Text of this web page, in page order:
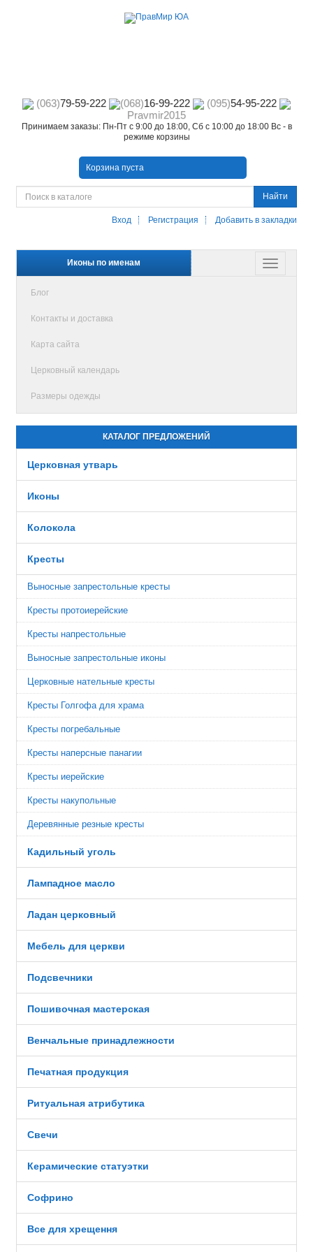
(063)79-59-222 (068)16-99-222 (095)54-95-222
Pravmir2015
Принимаем заказы: Пн-Пт с 9:00 до 18:00, Сб с 10:00 до 18:00 Вс - в
режиме корзины
Корзина пуста
Найти
Вход Регистрация Добавить в закладки
Иконы по именам
Блог
Контакты и доставка
Карта сайта
Церковный календарь
Размеры одежды
КАТАЛОГ ПРЕДЛОЖЕНИЙ
Церковная утварь
Иконы
Колокола
Кресты
Выносные запрестольные кресты
Кресты протоиерейские
Кресты напрестольные
Выносные запрестольные иконы
Церковные нательные кресты
Кресты Голгофа для храма
Кресты погребальные
Кресты наперсные панагии
Кресты иерейские
Кресты накупольные
Деревянные резные кресты
Кадильный уголь
Лампадное масло
Ладан церковный
Мебель для церкви
Подсвечники
Пошивочная мастерская
Венчальные принадлежности
Печатная продукция
Ритуальная атрибутика
Свечи
Керамические статуэтки
Софрино
Все для хрещення